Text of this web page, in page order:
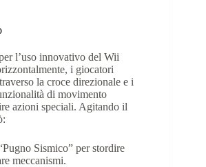
l’uso innovativo del Wii
i giocatori
la croce direzionale e i
di movimento
azioni speciali. Agitando il
Sismico” per stordire
meccanismi.